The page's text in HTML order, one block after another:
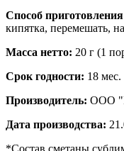
Способ
кипятка, перемешать,
Масса нетто: 20 г (1
Срок годности: 18 мес.
Производитель: ООО
Дата производства:
*Состав сметаны